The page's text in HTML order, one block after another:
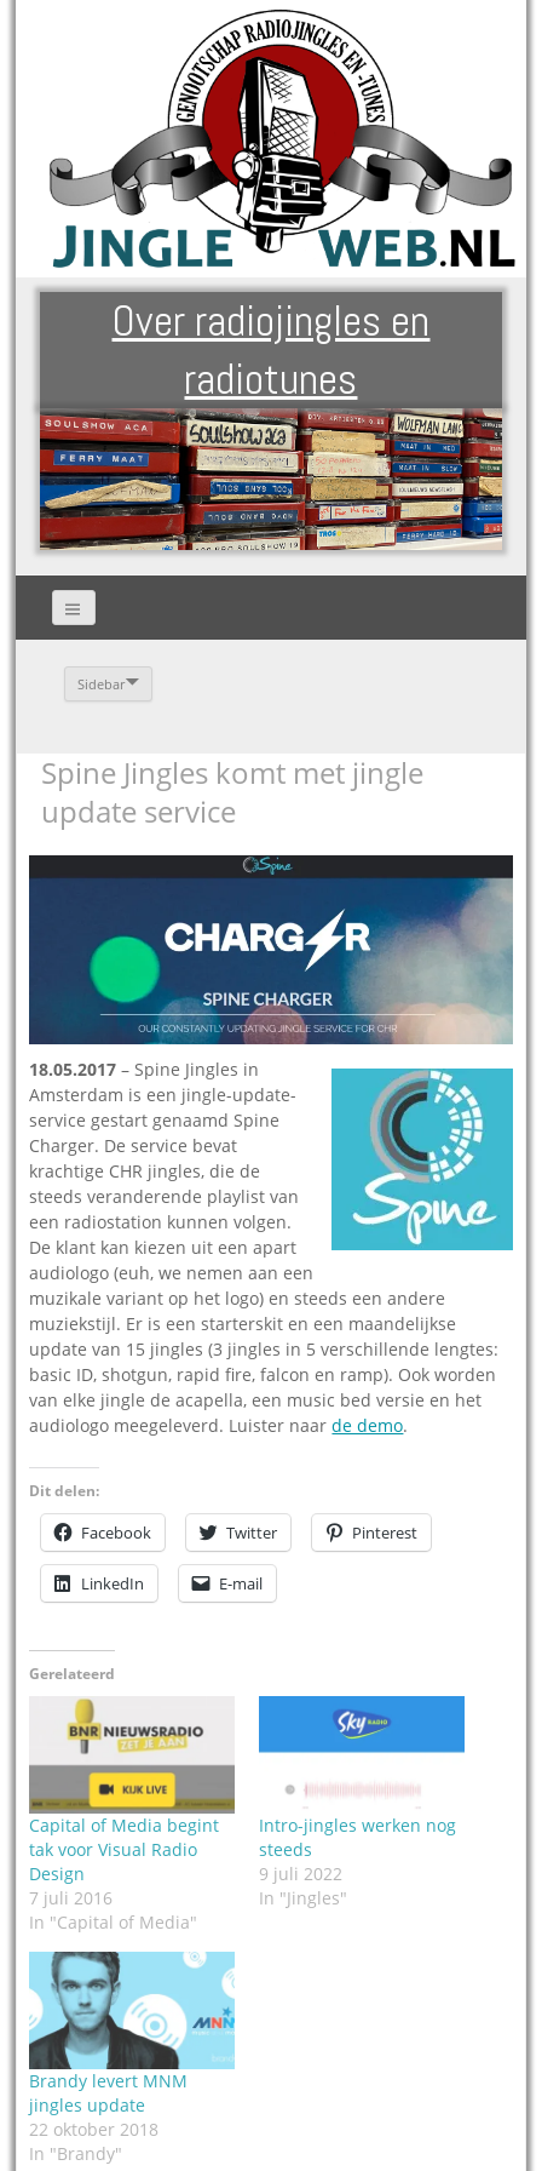
Over radiojingles en
radiotunes
Sidebar
Spine Jingles komt met jingle
update service
18.05.2017 – Spine Jingles in
Amsterdam is een jingle-update-
service gestart genaamd Spine
Charger. De service bevat
krachtige CHR jingles, die de
steeds veranderende playlist van
een radiostation kunnen volgen.
De klant kan kiezen uit een apart
audiologo (euh, we nemen aan een
muzikale variant op het logo) en steeds een andere
muziekstijl. Er is een starterskit en een maandelijkse
update van 15 jingles (3 jingles in 5 verschillende lengtes:
basic ID, shotgun, rapid fire, falcon en ramp). Ook worden
van elke jingle de acapella, een music bed versie en het
audiologo meegeleverd. Luister naarde demo.
Dit delen:
Facebook Twitter Pinterest
LinkedIn E-mail
Gerelateerd
Capital of Media begint
tak voor Visual Radio
Design
7 juli 2016
In "Capital of Media"
Intro-jingles werken nog
steeds
9 juli 2022
In "Jingles"
Brandy levert MNM
jingles update
22 oktober 2018
In "Brandy"